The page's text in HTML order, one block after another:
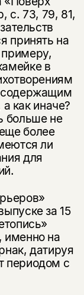
с. 73, 79, 81,
принять на
в
как иначе?
больше не
более
ли
для
за 15
именно на
датируя
периодом с